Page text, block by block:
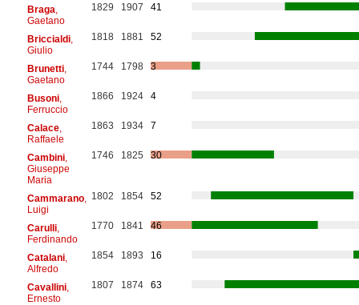
Braga
Gaetano
1829 1907 41
Briccialdi,
Giulio
1818 1881 52
Brunetti,
Gaetano
1744 1798 3
Busoni,
Ferruccio
1866 1924 4
Calace,
Raffaele
1863 1934 7
Cambini,
Giuseppe
Maria
1746 1825 30
Cammarano,
Luigi
1802 1854 52
Carulli,
Ferdinando
1770 1841 46
Catalani,
Alfredo
1854 1893 16
Cavallini,
Ernesto
1807 1874 63